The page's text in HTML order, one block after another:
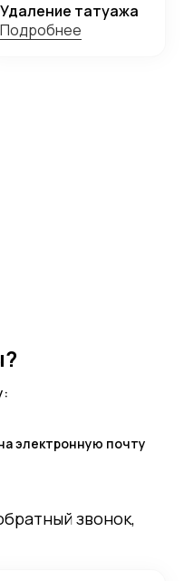
Удаление татуажа
Подробнее
электронную почту
звонок,